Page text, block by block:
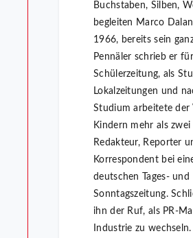
Buchstaben, Silben,
begleiten Marco
1966, bereits sein
Pennäler schrieb er
Schülerzeitung, als
Lokalzeitungen und
Studium arbeitete der
Kindern mehr als
Redakteur, Reporter
Korrespondent bei
deutschen Tages- und
Sonntagszeitung.
ihn der Ruf, als PR-
Industrie zu